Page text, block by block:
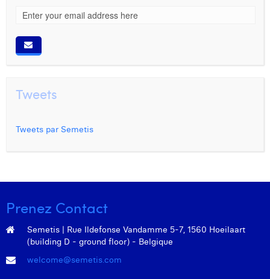
Tweets
Tweets par Semetis
Prenez Contact
Semetis | Rue Ildefonse Vandamme 5-7, 1560 Hoeilaart
(building D - ground floor) - Belgique
welcome@semetis.com